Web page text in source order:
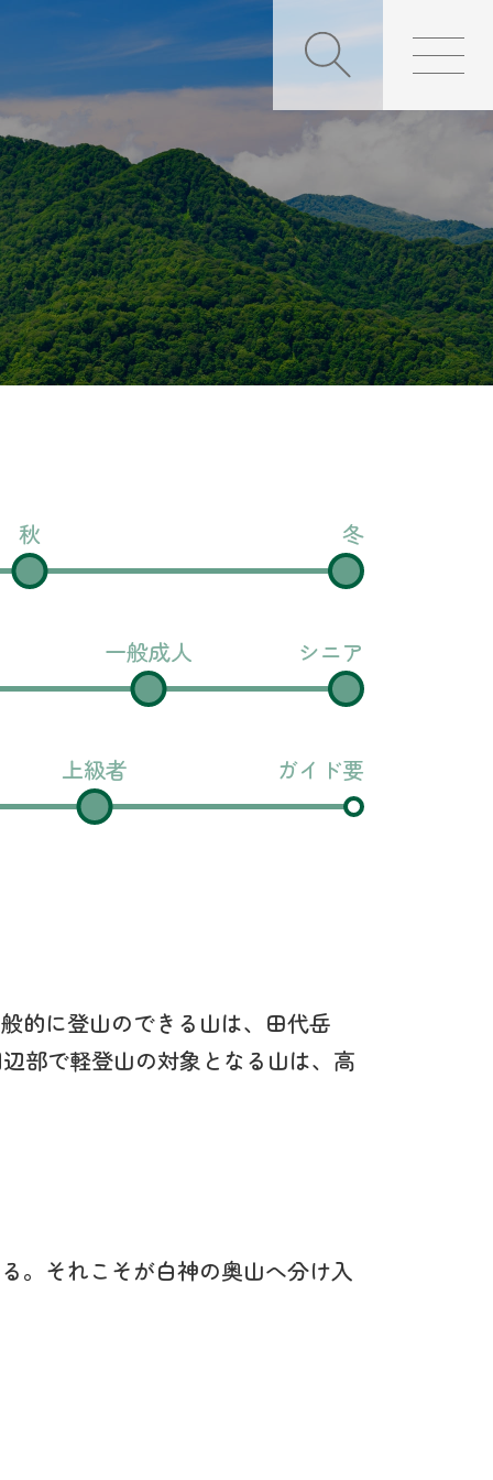
秋 冬
一般成人 シニア
上級者 ガイド要
的に登山のできる山は、田代岳
部で軽登山の対象となる山は、高
。それこそが白神の奥山へ分け入